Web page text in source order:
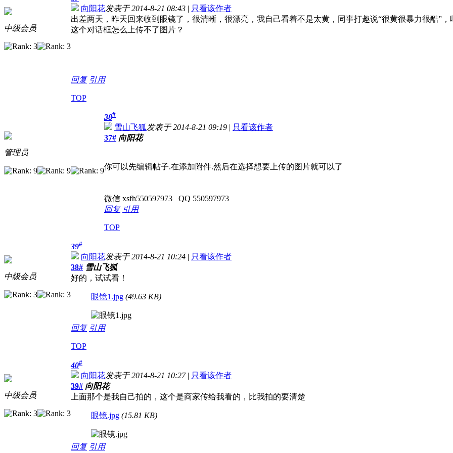
中级会员
向阳花发表于 2014-8-21 08:43 | 只看该作者
出差两天，昨天回来收到眼镜了，很清晰，很漂亮，我自己看着不是太黄，同事打趣说“很黄很暴力很酷”，
这个对话框怎么上传不了图片？
回复 引用
TOP
管理员
38#
雪山飞狐发表于 2014-8-21 09:19 | 只看该作者
37# 向阳花
你可以先编辑帖子.在添加附件.然后在选择想要上传的图片就可以了
微信 xsfh550597973 QQ 550597973
回复 引用
TOP
中级会员
39#
向阳花发表于 2014-8-21 10:24 | 只看该作者
38# 雪山飞狐
好的，试试看！
眼镜1.jpg (49.63 KB)
回复 引用
TOP
中级会员
40#
向阳花发表于 2014-8-21 10:27| 只看该作者
39# 向阳花
上面那个是我自己拍的，这个是商家传给我看的，比我拍的要清楚
眼镜.jpg (15.81 KB)
回复 引用